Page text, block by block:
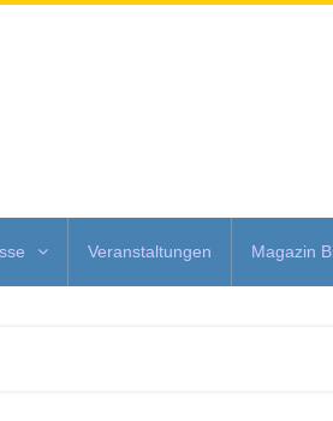
Veranstaltungen Magazin